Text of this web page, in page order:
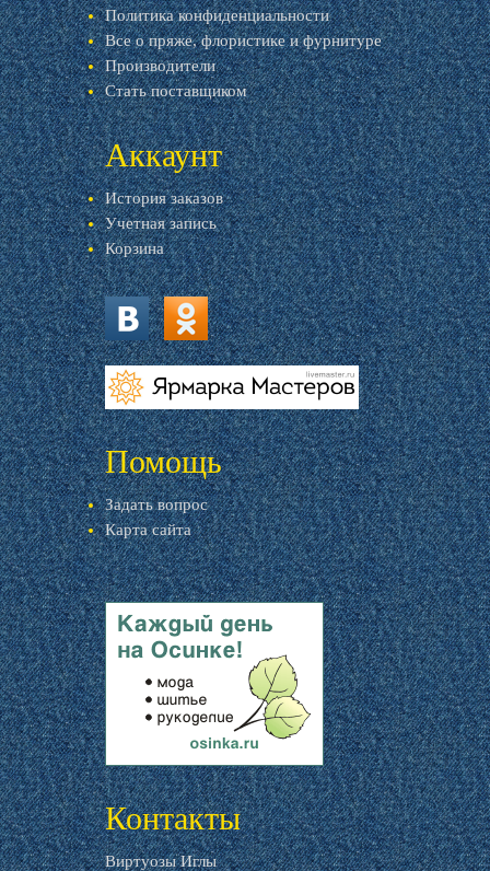
Политика конфиденциальности
Все о пряже, флористике и фурнитуре
Производители
Стать поставщиком
Аккаунт
История заказов
Учетная запись
Корзина
vk.com ok.ru
livemaster.ru
Помощь
Задать вопрос
Карта сайта
livemaster.ru
Контакты
Виртуозы Иглы